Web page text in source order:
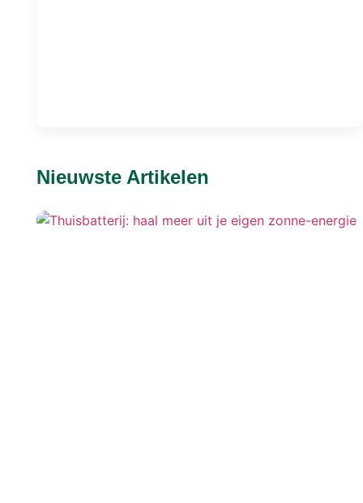
Nieuwste Artikelen